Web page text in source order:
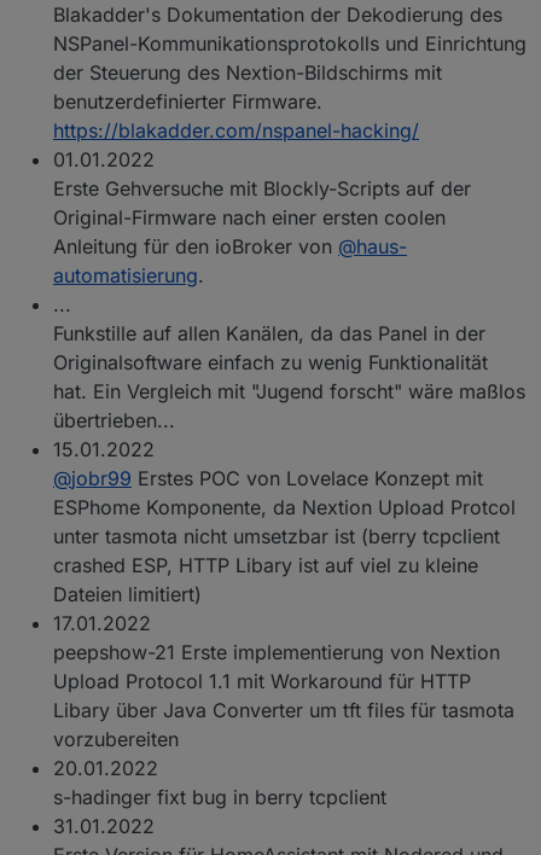
Blakadder's Dokumentation der Dekodierung des
NSPanel-Kommunikationsprotokolls und Einrichtung
der Steuerung des Nextion-Bildschirms mit
benutzerdefinierter Firmware.
https://blakadder.com/nspanel-hacking/
01.01.2022
Erste Gehversuche mit Blockly-Scripts auf der
Original-Firmware nach einer ersten coolen
Anleitung für den ioBroker von @haus-
automatisierung.
...
Funkstille auf allen Kanälen, da das Panel in der
Originalsoftware einfach zu wenig Funktionalität
hat. Ein Vergleich mit "Jugend forscht" wäre maßlos
übertrieben...
15.01.2022
@jobr99 Erstes POC von Lovelace Konzept mit
ESPhome Komponente, da Nextion Upload Protcol
unter tasmota nicht umsetzbar ist (berry tcpclient
crashed ESP, HTTP Libary ist auf viel zu kleine
Dateien limitiert)
17.01.2022
peepshow-21 Erste implementierung von Nextion
Upload Protocol 1.1 mit Workaround für HTTP
Libary über Java Converter um tft files für tasmota
vorzubereiten
20.01.2022
s-hadinger fixt bug in berry tcpclient
31.01.2022